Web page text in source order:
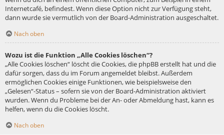
Internetcafé, befindest. Wenn diese Option nicht zur Verfügung steht,
dann wurde sie vermutlich von der Board-Administration ausgeschaltet.
Nach oben
Wozu ist die Funktion „Alle Cookies löschen“?
„Alle Cookies löschen“ löscht die Cookies, die phpBB erstellt hat und die
dafür sorgen, dass du im Forum angemeldet bleibst. Außerdem
ermöglichen Cookies einige Funktionen, wie beispielsweise den
„Gelesen“-Status – sofern sie von der Board-Administration aktiviert
wurden. Wenn du Probleme bei der An- oder Abmeldung hast, kann es
helfen, wenn du die Cookies löscht.
Nach oben